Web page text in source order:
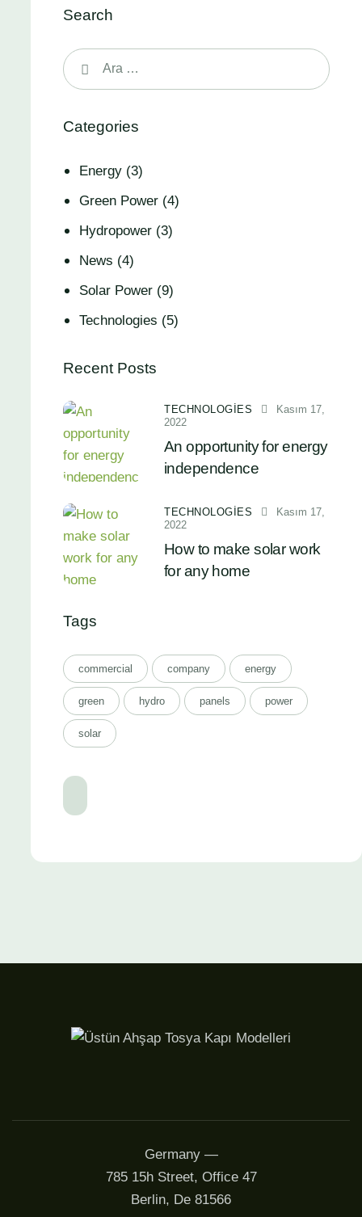
Search
Categories
Energy (3)
Green Power (4)
Hydropower (3)
News (4)
Solar Power (9)
Technologies (5)
Recent Posts
TECHNOLOGIES
Kasım 17,
2022
An opportunity for energy
independence
TECHNOLOGIES
Kasım 17,
2022
How to make solar work
for any home
Tags
commercial company energy
green hydro panels power
solar
Germany —
785 15h Street, Office 47
Berlin, De 81566